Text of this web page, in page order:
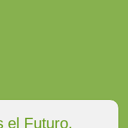
el Futuro,